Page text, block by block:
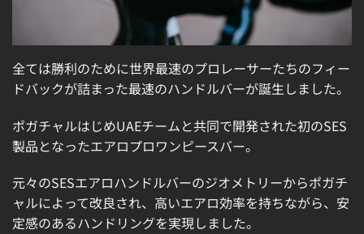
全ては勝利のために世界最速のプロレーサーたちのフィー
ドバックが詰まった最速のハンドルバーが誕生しました。
ポガチャルはじめUAEチームと共同で開発された初のSES
製品となったエアロプロワンピースバー。
元々のSESエアロハンドルバーのジオメトリーからポガチ
ャルによって改良され、高いエアロ効率を持ちながら、安
定感のあるハンドリングを実現しました。